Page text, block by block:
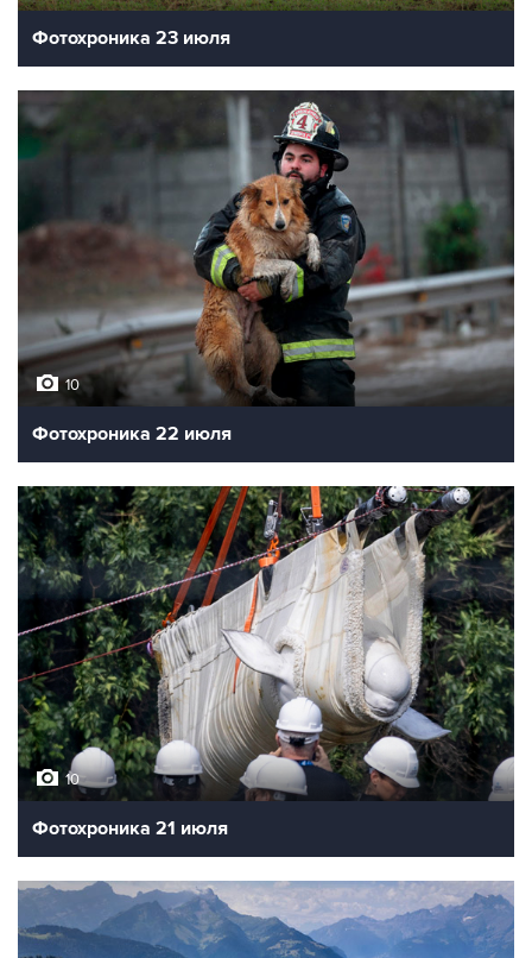
Фотохроника 23 июля
10
Фотохроника 22 июля
10
Фотохроника 21 июля